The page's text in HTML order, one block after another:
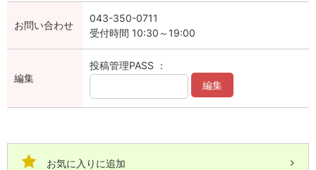
お問い合わせ
043-350-0711
受付時間 10:30～19:00
編集
投稿管理PASS ：
編集
お気に入りに追加